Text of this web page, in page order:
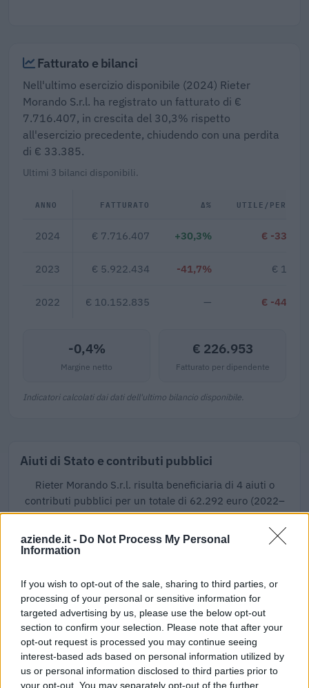
aziende.it - Do Not Process My Personal
Information
If you wish to opt-out of the sale, sharing to third parties, or
processing of your personal or sensitive information for
targeted advertising by us, please use the below opt-out
section to confirm your selection. Please note that after your
opt-out request is processed you may continue seeing
interest-based ads based on personal information utilized by
us or personal information disclosed to third parties prior to
your opt-out. You may separately opt-out of the further
Fatturato e bilanci
Nell'ultimo esercizio disponibile (2024) Rieter
Morando S.r.l. ha registrato un fatturato di €
7.716.407, in crescita del 30,3% rispetto
all'esercizio precedente, chiudendo con una perdita
di € 33.385.
Ultimi 3 bilanci disponibili.
ANNO FATTURATO Δ% UTILE/PERDITA
2024 € 7.716.407 +30,3% € -33.385
2023 € 5.922.434 -41,7% € 1.408
2022 € 10.152.835 — € -44.933
-0,4%
Margine netto
€ 226.953
Fatturato per dipendente
Indicatori calcolati dai dati dell'ultimo bilancio disponibile.
Aiuti di Stato e contributi pubblici
Rieter Morando S.r.l. risulta beneficiaria di 4 aiuti o
contributi pubblici per un totale di 62.292 euro (2022–
2024).
2024-11-28
esentati ai s
FONDIMPRESA
21.600 euro
2023-09-20
Contributo a fondo perduto [e modifiche ai sensi
della decisione SA. 62668 e decisione C(2022) 171 final)